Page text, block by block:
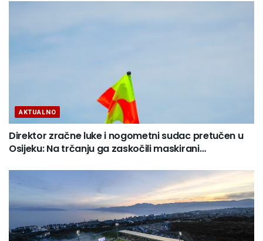
AKTUALNO
Direktor zračne luke i nogometni sudac pretučen u
Osijeku: Na trčanju ga zaskočili maskirani…